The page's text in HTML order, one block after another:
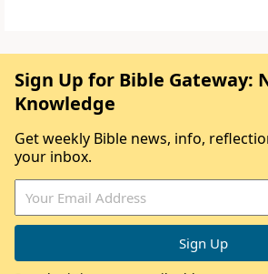
Sign Up for Bible Gateway:
Knowledge
Get weekly Bible news, info,
your inbox.